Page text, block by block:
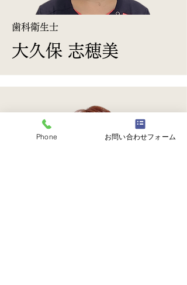
歯科衛生士
大久保 志穂美
Phone お問い合わせフォーム